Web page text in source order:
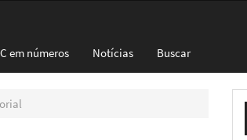
em números Notícias Buscar